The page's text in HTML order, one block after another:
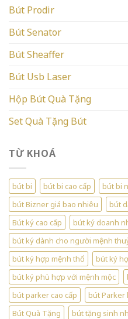
Bút Prodir
Bút Senator
Bút Sheaffer
Bút Usb Laser
Hộp Bút Quà Tặng
Set Quà Tặng Bút
TỪ KHOÁ
bút bi bút bi cao cấp bút bi
bút Bizner giá bao nhiêu
bút
Bút ký cao cấp
bút ký doanh
bút ký dành cho người mệnh
bút ký hợp mệnh thổ
bút ký
bút ký phù hợp với mệnh mộc
bút parker cao cấp
bút Parker
Bút Quà Tặng
bút tặng sinh